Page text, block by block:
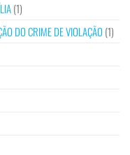
(1)
DO CRIME DE VIOLAÇÃO (1)